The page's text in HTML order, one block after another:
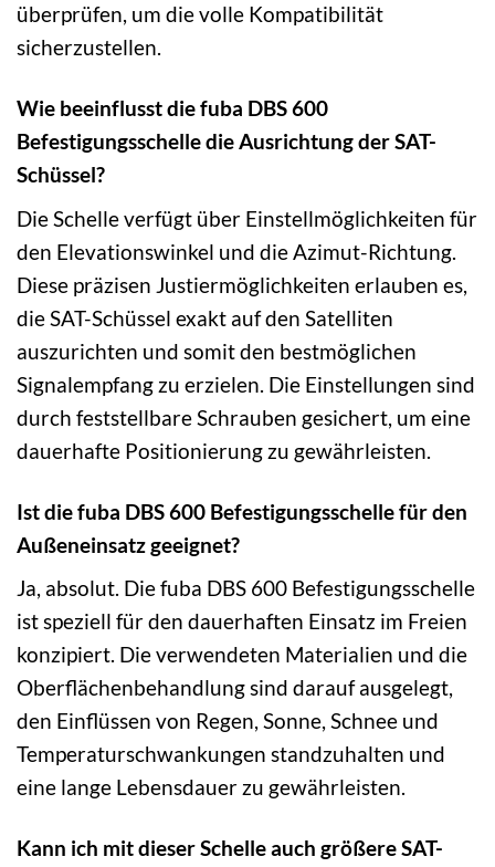
überprüfen, um die volle Kompatibilität
sicherzustellen.
Wie beeinflusst die fuba DBS 600
Befestigungsschelle die Ausrichtung der SAT-
Schüssel?
Die Schelle verfügt über Einstellmöglichkeiten für
den Elevationswinkel und die Azimut-Richtung.
Diese präzisen Justiermöglichkeiten erlauben es,
die SAT-Schüssel exakt auf den Satelliten
auszurichten und somit den bestmöglichen
Signalempfang zu erzielen. Die Einstellungen sind
durch feststellbare Schrauben gesichert, um eine
dauerhafte Positionierung zu gewährleisten.
Ist die fuba DBS 600 Befestigungsschelle für den
Außeneinsatz geeignet?
Ja, absolut. Die fuba DBS 600 Befestigungsschelle
ist speziell für den dauerhaften Einsatz im Freien
konzipiert. Die verwendeten Materialien und die
Oberflächenbehandlung sind darauf ausgelegt,
den Einflüssen von Regen, Sonne, Schnee und
Temperaturschwankungen standzuhalten und
eine lange Lebensdauer zu gewährleisten.
Kann ich mit dieser Schelle auch größere SAT-